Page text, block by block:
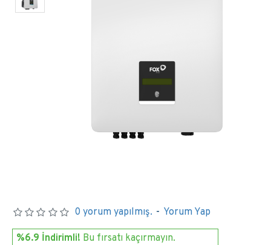
0 yorum yapılmış. - Yorum Yap
%6.9 İndirimli! Bu fırsatı kaçırmayın.